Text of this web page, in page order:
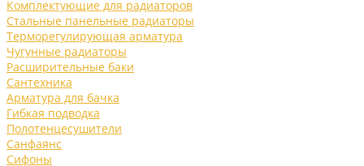
Комплектующие для радиаторов
Стальные панельные радиаторы
Терморегулирующая арматура
Чугунные радиаторы
Расширительные баки
Сантехника
Арматура для бачка
Гибкая подводка
Полотенцесушители
Санфаянс
Сифоны